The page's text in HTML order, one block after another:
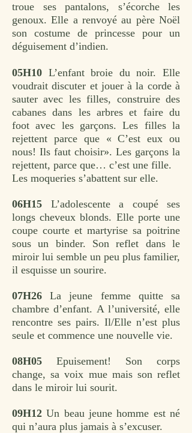
troue ses pantalons, s’écorche les
genoux. Elle a renvoyé au père Noël
son costume de princesse pour un
déguisement d’indien.
05H10 L’enfant broie du noir. Elle
voudrait discuter et jouer à la corde à
sauter avec les filles, construire des
cabanes dans les arbres et faire du
foot avec les garçons. Les filles la
rejettent parce que « C’est eux ou
nous! Ils faut choisir». Les garçons la
rejettent, parce que… c’est une fille.
Les moqueries s’abattent sur elle.
06H15 L’adolescente a coupé ses
longs cheveux blonds. Elle porte une
coupe courte et martyrise sa poitrine
sous un binder. Son reflet dans le
miroir lui semble un peu plus familier,
il esquisse un sourire.
07H26La jeune femme quitte sa
chambre d’enfant. A l’université, elle
rencontre ses pairs. Il/Elle n’est plus
seule et commence une nouvelle vie.
08H05 Epuisement! Son corps
change, sa voix mue mais son reflet
dans le miroir lui sourit.
09H12 Un beau jeune homme est né
qui n’aura plus jamais à s’excuser.